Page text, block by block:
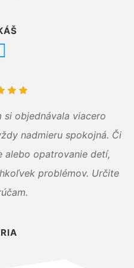
si objednávala viacero
nadmieru spokojná. Či
alebo opatrovanie detí,
problémov. Určite